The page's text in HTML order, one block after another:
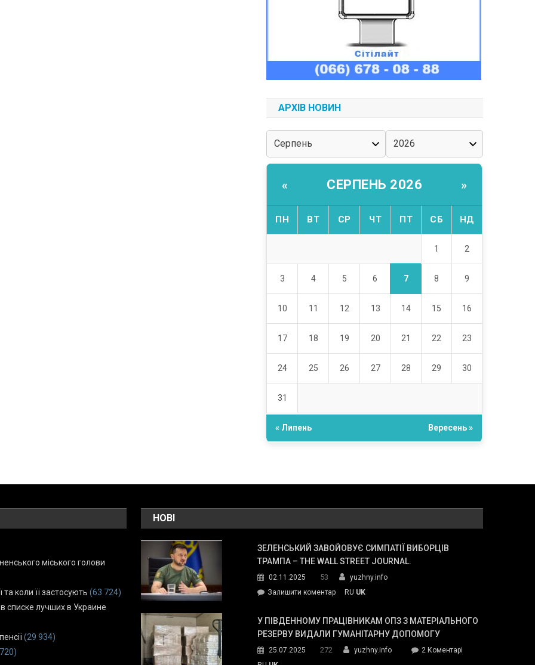
АРХІВ НОВИН
« СЕРПЕНЬ 2026 »
ПН ВТ СР ЧТ ПТ СБ НД
1 2
3 4 5 6 7 8 9
10 11 12 13 14 15 16
17 18 19 20 21 22 23
24 25 26 27 28 29 30
31
« Липень Вересень »
міського голови
коли її застосують (63 724)
списке лучших в Украине
(29 934)
НОВІ
ЗЕЛЕНСЬКИЙ ЗАВОЙОВУЄ СИМПАТІЇ ВИБОРЦІВ
ТРАМПА – THE WALL STREET JOURNAL.
02.11.2025 53
yuzhny.info
Залишити коментарon
завойовує
симпатії
Трампа
RU UK
У ПІВДЕННОМУ ПРАЦІВНИКАМ ОПЗ З МАТЕРІАЛЬНОГО
РЕЗЕРВУ ВИДАЛИ ГУМАНІТАРНУ ДОПОМОГУ
25.07.2025 272 yuzhny.info 2 Коментарідо